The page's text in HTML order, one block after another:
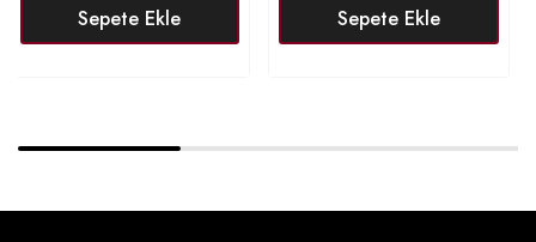
Sepete Ekle Sepete Ekle